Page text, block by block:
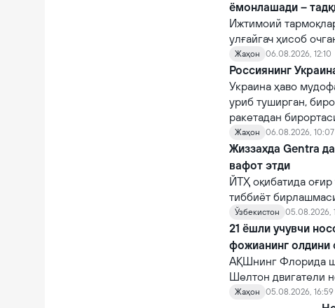
ёмонлашади –
Ижтимоий
улғайгач ҳисоб
қийналишади.
Жаҳон 06.08.2026, 12:10
Россиянинг
Украина ҳаво
уриб туширган,
ракетадан
Жаҳон 06.08.2026, 10:07
Жиззахда Gentra
вафот этди
ЙТҲ оқибатида
тиббиёт
шифокорлар
қарамасдан, у вафот
Ўзбекистон 05.08.2026,
21 ёшли учувчи
фожианинг олдини
АҚШнинг Флорида
Шелтон двигатели
10
Жаҳон 05.08.2026, 16:59